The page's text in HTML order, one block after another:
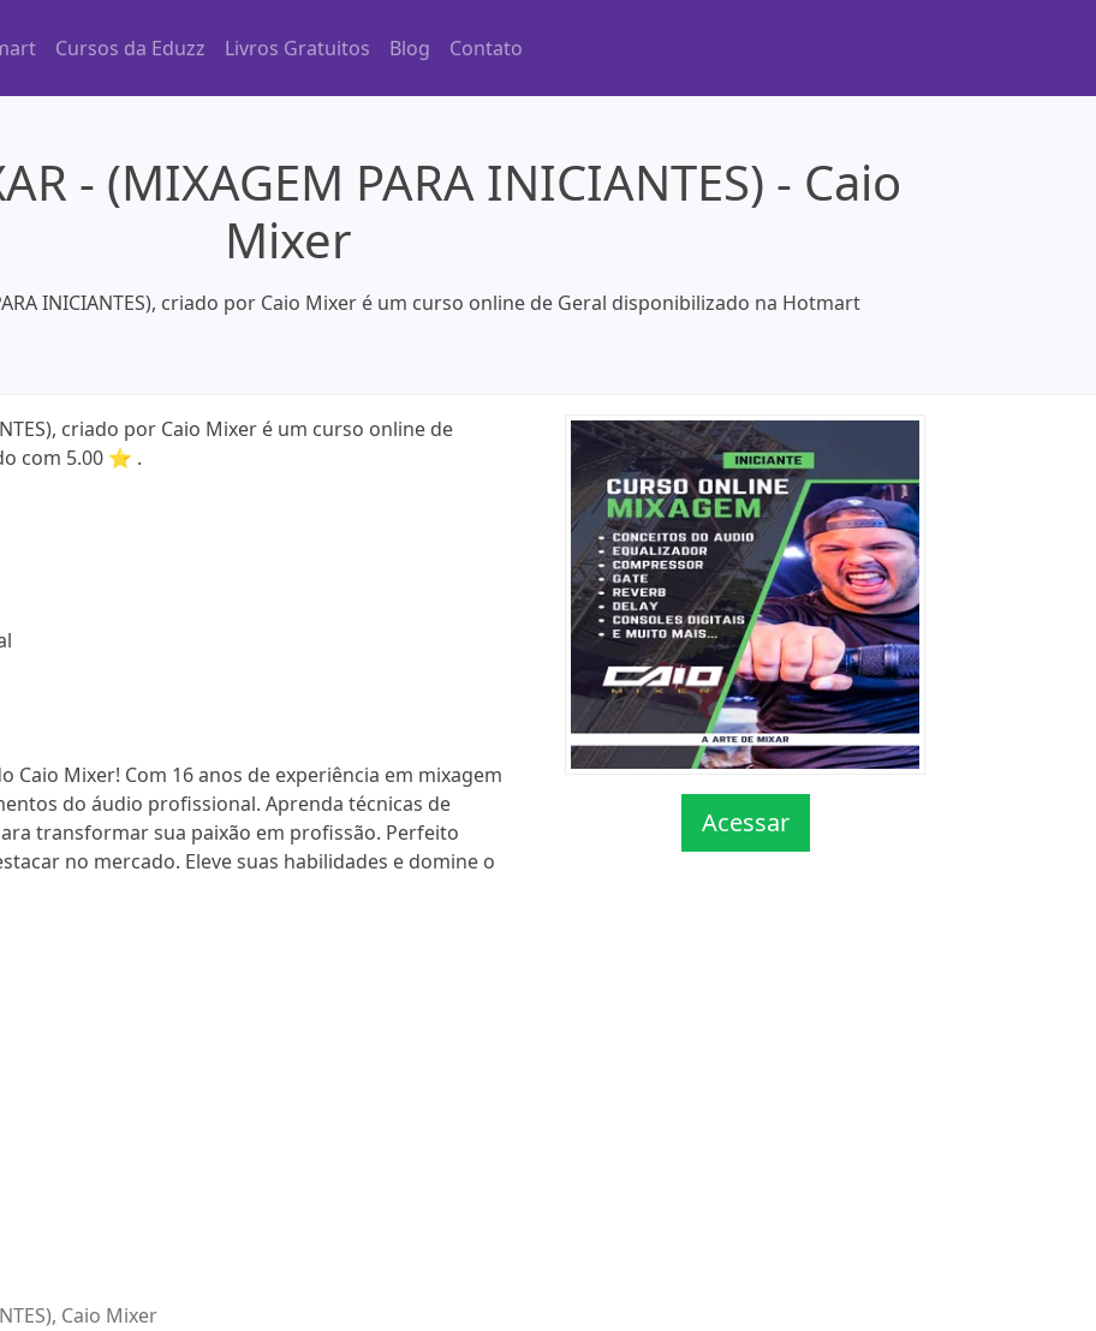
Cursos da Eduzz Livros Gratuitos Blog Contato
- (MIXAGEM PARA INICIANTES) - Caio
Mixer
INICIANTES), criado por Caio Mixer é um curso online de Geral disponibilizado na Hotmart
criado por Caio Mixer é um curso online de
com 5.00 ⭐ .
Mixer! Com 16 anos de experiência em mixagem
do áudio profissional. Aprenda técnicas de
transformar sua paixão em profissão. Perfeito
no mercado. Eleve suas habilidades e domine o
Caio Mixer
Acessar